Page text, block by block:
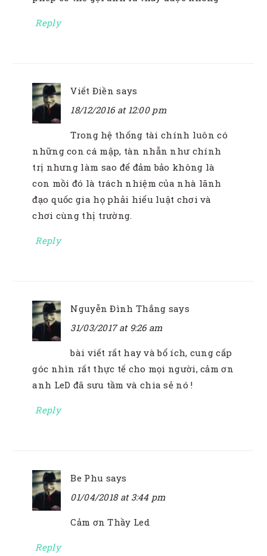
Reply
Viết Điền says
18/12/2016 at 12:00 pm
Trong hệ thống tài chính luôn có
những con cá mập, tàn nhẫn như chính
trị nhưng làm sao để đảm bảo không là
con mồi đó là trách nhiệm của nhà lãnh
đạo quốc gia họ phải hiểu luật chơi và
chơi cùng thị trường.
Reply
Nguyễn Đình Thắng says
31/03/2017 at 9:26 am
bài viết rất hay và bổ ích, cung cấp
góc nhìn rất thực tế cho mọi người, cảm ơn
anh LeD đã sưu tầm và chia sẻ nó !
Reply
Be Phu says
01/04/2018 at 3:44 pm
Cảm ơn Thầy Led
Reply